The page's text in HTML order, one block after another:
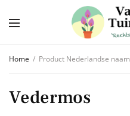
Home / Product Nederlandse naam
Vedermos